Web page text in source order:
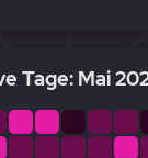
Tage: Mai